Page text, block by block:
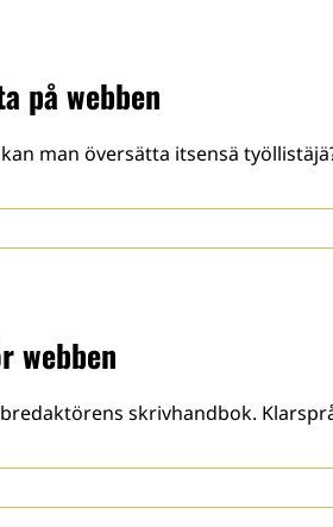
på webben
man översätta itsensä
webben
skrivhandbok.